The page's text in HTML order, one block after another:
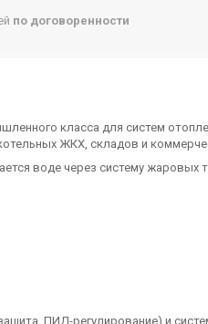
по договоренности
класса для систем
ЖКХ, складов и
воде через систему жаровых
ПИД-регулирование) и